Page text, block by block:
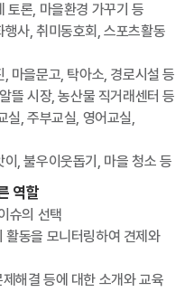
토론, 마을환경 가꾸기 등
행사, 취미동호회, 스포츠활동
, 마을문고, 탁아소, 경로시설 등
뜰 시장, 농산물 직거래센터 등
실, 주부교실, 영어교실,
이, 불우이웃돕기, 마을 청소 등
역할
슈의 선택
활동을 모니터링하여 견제와
해결 등에 대한 소개와 교육